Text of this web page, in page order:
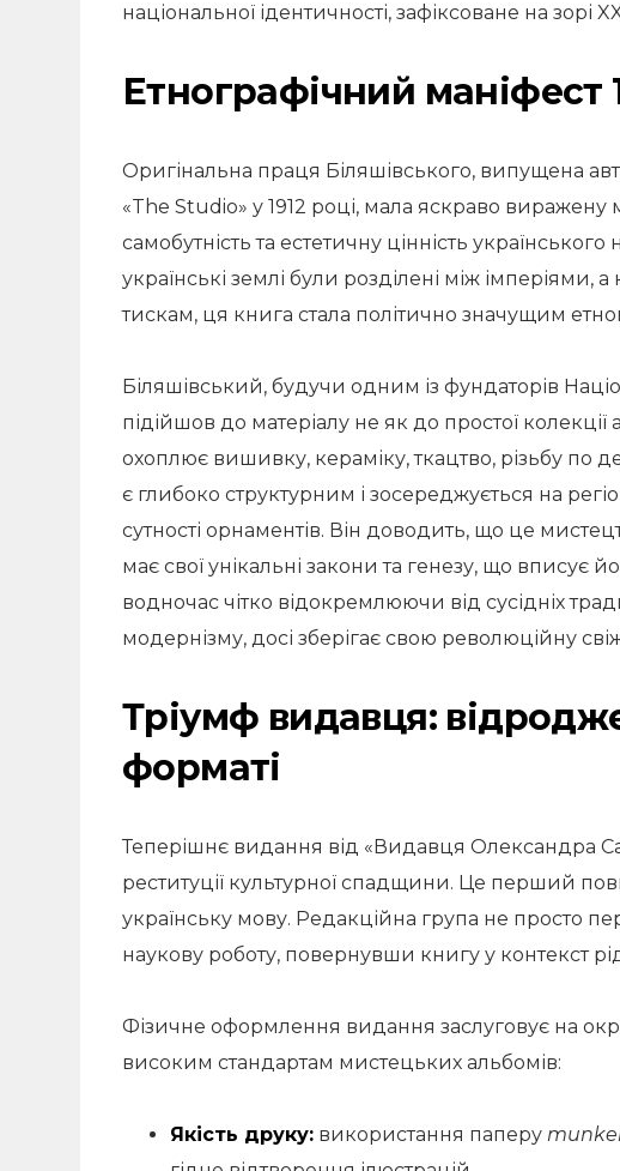
національної ідентичності, зафіксоване на зорі XX
Етнографічний маніфест
Оригінальна праця Біляшівського, випущена
«The Studio» у 1912 році, мала яскраво виражену
самобутність та естетичну цінність
українські землі були розділені між імперіями,
тискам, ця книга стала політично значущим
Біляшівський, будучи одним із фундаторів
підійшов до матеріалу не як до простої колекції
охоплює вишивку, кераміку, ткацтво, різьбу по
є глибоко структурним і зосереджується на
сутності орнаментів. Він доводить, що це
має свої унікальні закони та генезу, що
водночас чітко відокремлюючи від сусідніх
модернізму, досі зберігає свою революційну
Тріумф видавця:
форматі
Теперішнє видання від «Видавця Олександра
реституції культурної спадщини. Це перший
українську мову. Редакційна група не просто
наукову роботу, повернувши книгу у контекст
Фізичне оформлення видання заслуговує на
високим стандартам мистецьких альбомів:
Якість друку: використання паперу